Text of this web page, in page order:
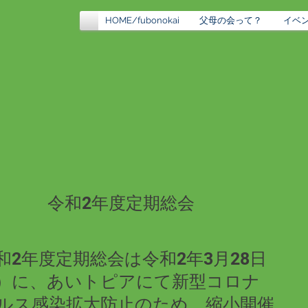
HOME/fubonokai 父母の会って？ イベ
令和2年度定期総会
2年度定期総会は令和2年3月28日
に、あいトピアにて新型コロナ